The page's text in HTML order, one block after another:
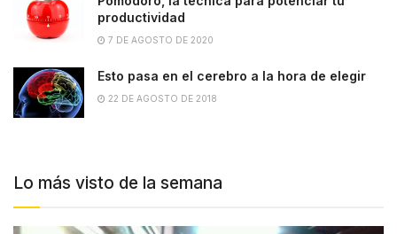
productividad
7 DE AGOSTO DE 2020
Esto pasa en el cerebro a la hora de elegir
22 DE AGOSTO DE 2018
Lo más visto de la semana